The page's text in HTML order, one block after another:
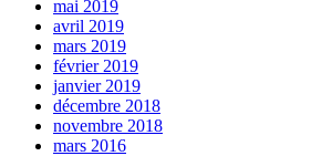
mai 2019
avril 2019
mars 2019
février 2019
janvier 2019
décembre 2018
novembre 2018
mars 2016